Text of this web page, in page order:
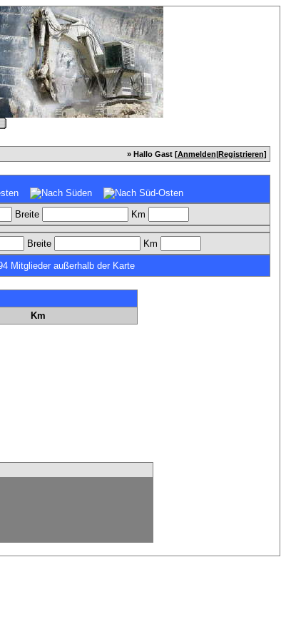
» Hallo Gast [Anmelden|Registrieren]
Breite Km
Breite Km
Mitglieder außerhalb der Karte
Km